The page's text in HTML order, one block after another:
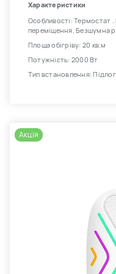
Характеристики
Особливості: Термостат .
переміщення. Безшумна
Площа обігріву: 20 кв.м
Потужність: 2000 Вт
Тип встановлення:
Акція